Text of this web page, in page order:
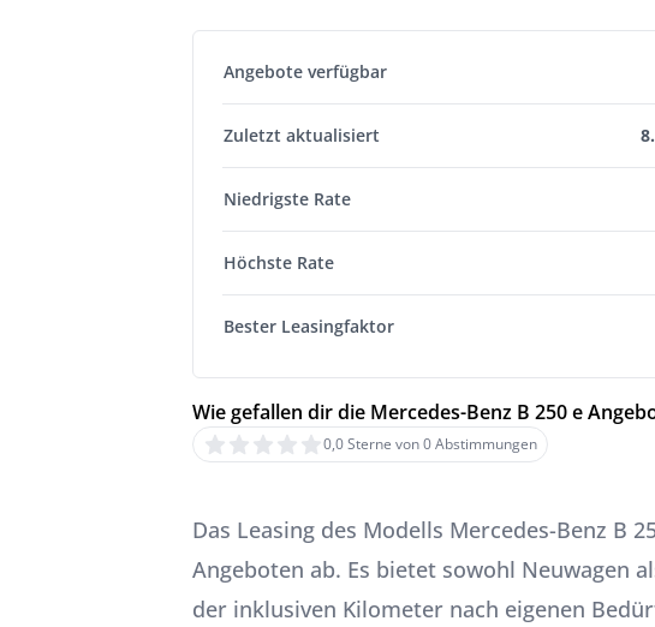
Angebote verfügbar
Zuletzt aktualisiert
Niedrigste Rate
Höchste Rate
Bester Leasingfaktor
Wie gefallen dir die Mercedes-Benz B 250 e
0,0 Sterne von 0 Abstimmungen
Das Leasing des Modells Mercedes-Benz B
Angeboten ab. Es bietet sowohl Neuwagen
der inklusiven Kilometer nach eigenen